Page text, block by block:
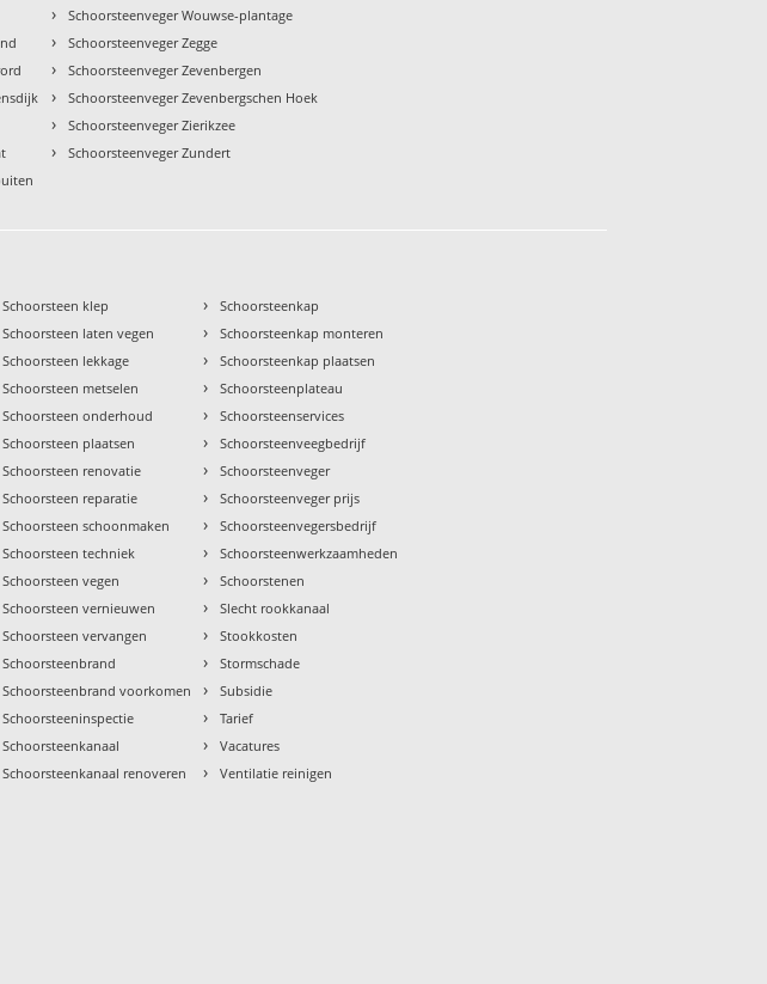
› Schoorsteenveger Wouwse-plantage
› Schoorsteenveger Zegge
› Schoorsteenveger Zevenbergen
› Schoorsteenveger Zevenbergschen Hoek
› Schoorsteenveger Zierikzee
› Schoorsteenveger Zundert
Schoorsteen klep
Schoorsteen laten vegen
Schoorsteen lekkage
Schoorsteen metselen
Schoorsteen onderhoud
Schoorsteen plaatsen
Schoorsteen renovatie
Schoorsteen reparatie
Schoorsteen schoonmaken
Schoorsteen techniek
Schoorsteen vegen
Schoorsteen vernieuwen
Schoorsteen vervangen
Schoorsteenbrand
Schoorsteenbrand voorkomen
Schoorsteeninspectie
Schoorsteenkanaal
Schoorsteenkanaal renoveren
› Schoorsteenkap
› Schoorsteenkap monteren
› Schoorsteenkap plaatsen
› Schoorsteenplateau
› Schoorsteenservices
› Schoorsteenveegbedrijf
› Schoorsteenveger
› Schoorsteenveger prijs
› Schoorsteenvegersbedrijf
› Schoorsteenwerkzaamheden
› Schoorstenen
› Slecht rookkanaal
› Stookkosten
› Stormschade
› Subsidie
› Tarief
› Vacatures
› Ventilatie reinigen